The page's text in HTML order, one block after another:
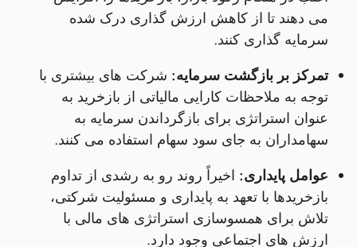
می دهند تا از کاهش ارزش گذاری درک شده
سرمایه گذاری کنند.
تمرکز بر بازگشت سرمایه: شرکت های بیشتری با
توجه به ملاحظات کارایی مالیاتی از بازخرید به
عنوان استراتژی برای بازگرداندن سرمایه به
سهامداران به جای سود سهام استفاده می کنند.
عوامل پایداری: اخیراً روند رو به رشدی از تداوم
بازخریدها با تعهد به پایداری و مسئولیت شرکتی،
تلاش برای همسوسازی استراتژی های مالی با
ارزش های اجتماعی وجود دارد.